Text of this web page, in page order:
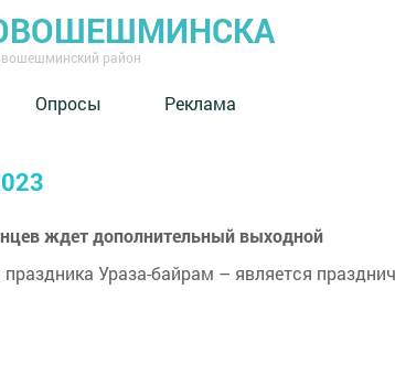
район
Опросы Реклама
ждет дополнительный выходной
праздника Ураза-байрам – является